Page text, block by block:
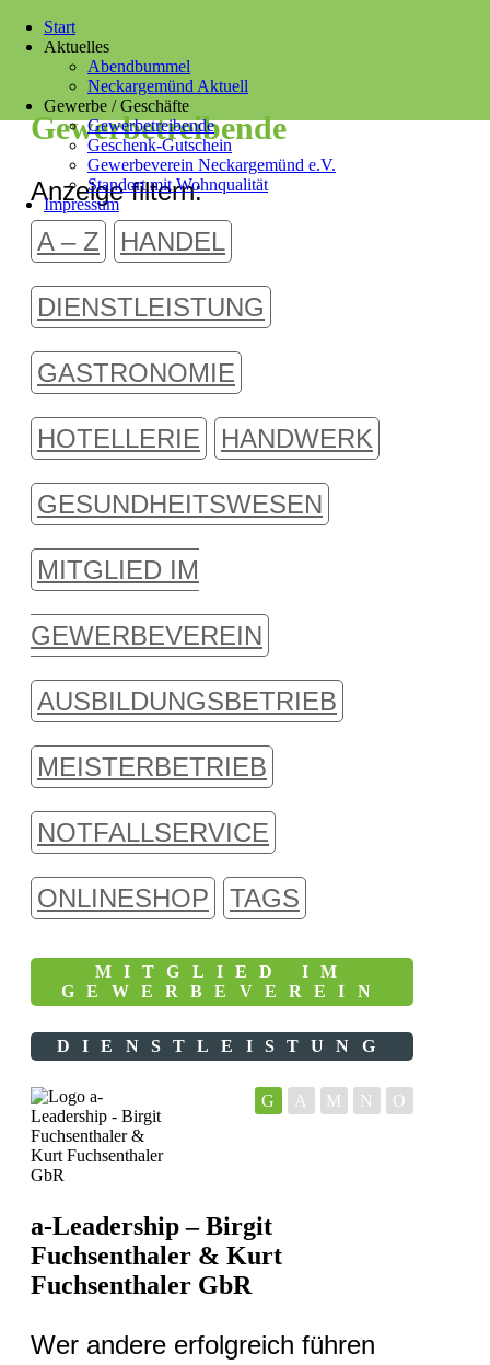
Start
Aktuelles
Abendbummel
Neckargemünd Aktuell
Gewerbe / Geschäfte
Gewerbetreibende
Geschenk-Gutschein
Gewerbeverein Neckargemünd e.V.
Standort mit Wohnqualität
Impressum
Gewerbetreibende
Anzeige filtern:
A – Z
HANDEL
DIENSTLEISTUNG
GASTRONOMIE
HOTELLERIE HANDWERK
GESUNDHEITSWESEN
MITGLIED IM
GEWERBEVEREIN
AUSBILDUNGSBETRIEB
MEISTERBETRIEB
NOTFALLSERVICE
ONLINESHOP TAGS
MITGLIED IM
GEWERBEVEREIN
DIENSTLEISTUNG
O
N
M
A
G
a-Leadership – Birgit
Fuchsenthaler & Kurt
Fuchsenthaler GbR
Wer andere erfolgreich führen